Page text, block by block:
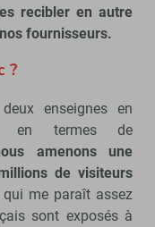
recibler en autre
fournisseurs.
?
enseignes en
en termes de
amenons une
de visiteurs
me paraît assez
sont exposés à